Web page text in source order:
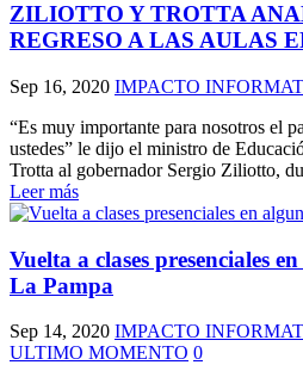
ZILIOTTO Y TROTTA
REGRESO A LAS AULAS
Sep 16, 2020 IMPACTO
“Es muy importante para nosotros el
ustedes” le dijo el ministro de
Trotta al gobernador Sergio Ziliotto,
Leer más
Vuelta a clases presenciales
La Pampa
Sep 14, 2020 IMPACTO
ULTIMO MOMENTO 0